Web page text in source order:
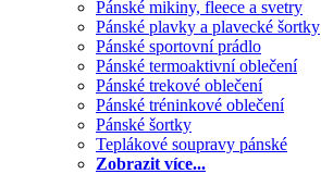
Pánské mikiny, fleece a svetry
Pánské plavky a plavecké šortky
Pánské sportovní prádlo
Pánské termoaktivní oblečení
Pánské trekové oblečení
Pánské tréninkové oblečení
Pánské šortky
Teplákové soupravy pánské
Zobrazit více...